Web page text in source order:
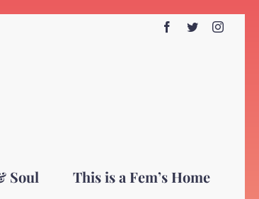
Facebook
Twitter
Soul This is a Fem’s Home